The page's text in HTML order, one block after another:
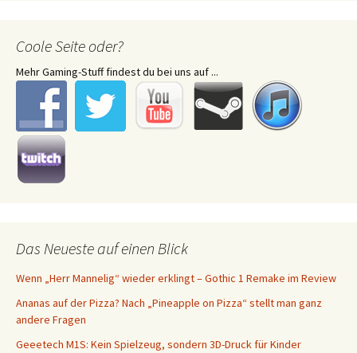
Coole Seite oder?
Mehr Gaming-Stuff findest du bei uns auf ...
Das Neueste auf einen Blick
Wenn „Herr Mannelig“ wieder erklingt – Gothic 1 Remake im Review
Ananas auf der Pizza? Nach „Pineapple on Pizza“ stellt man ganz
andere Fragen
Geeetech M1S: Kein Spielzeug, sondern 3D-Druck für Kinder